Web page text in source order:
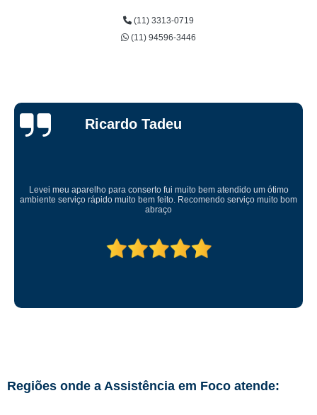
(11) 3313-0719
(11) 94596-3446
Ricardo Tadeu
Levei meu aparelho para conserto fui muito bem atendido um ótimo
ambiente serviço rápido muito bem feito. Recomendo serviço muito bom
abraço
Regiões onde a Assistência em Foco atende: